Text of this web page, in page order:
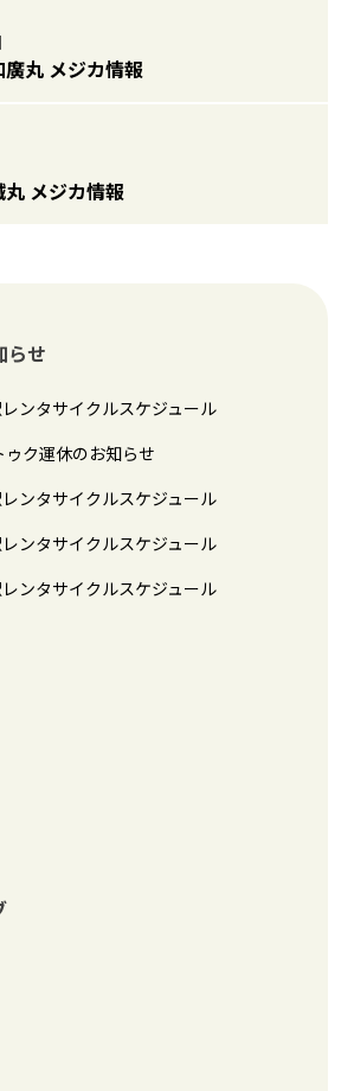
丸 メジカ情報
メジカ情報
らせ
ンタサイクルスケジュール
ク運休のお知らせ
ンタサイクルスケジュール
ンタサイクルスケジュール
ンタサイクルスケジュール